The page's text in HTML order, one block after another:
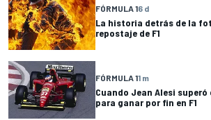
FÓRMULA 16 d
La historia detrás de la
repostaje de F1
FÓRMULA 11 m
Cuando Jean Alesi
para ganar por fin en F1